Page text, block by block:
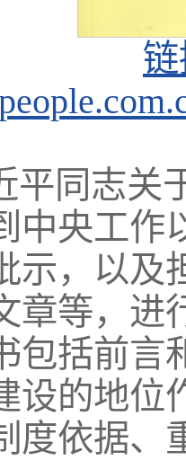
平同志
中央工作
示，以及
章等，进
包括前言
设的地位
度依据、